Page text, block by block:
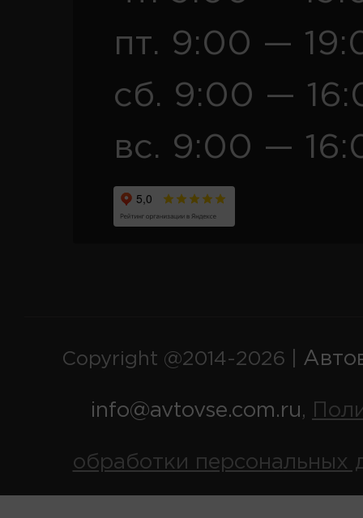
пт. 9:00 —
сб. 9:00 —
вс. 9:00 —
Copyright @2014-2026 |
info@avtovse.com.ru,
обработки персональных